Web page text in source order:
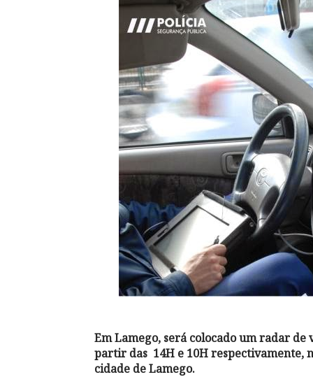
Em Lamego, será colocado um radar de
partir das 14H e 10H respectivamente,
cidade de Lamego.